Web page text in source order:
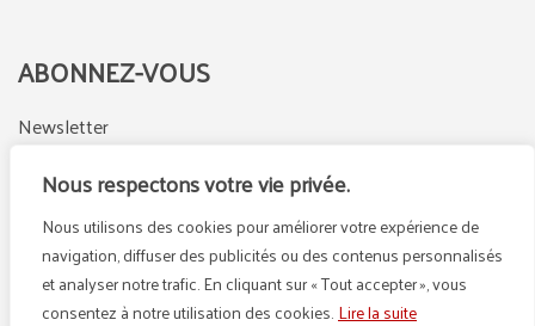
Nous respectons votre vie privée.
Nous utilisons des cookies pour améliorer votre expérience de
navigation, diffuser des publicités ou des contenus personnalisés
et analyser notre trafic. En cliquant sur « Tout accepter », vous
consentez à notre utilisation des cookies.Lire la suite
ABONNEZ-VOUS
Newsletter
LinkedIn
Instagram